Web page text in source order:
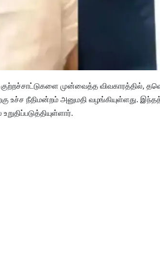
குற்றச்சாட்டுகளை முன்வைத்த
உச்ச நீதிமன்றம் அனுமதி வழங்கியுள்ளது.